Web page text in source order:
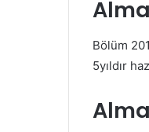
Bölüm
5yıldır